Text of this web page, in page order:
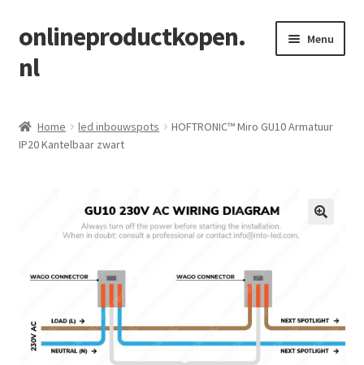
Ga
door
naar
Ga
naar
de
onlineproductkopen.
nl
Menu
Blog
Home led inbouwspots
HOFTRONIC™ Miro GU10 Armatuur
IP20 Kantelbaar zwart